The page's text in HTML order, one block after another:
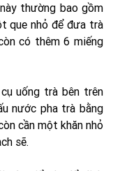
thường bao gồm
que nhỏ để đưa trà
có thêm 6 miếng
uống trà bên trên
nước pha trà bằng
cần một khăn nhỏ
sẽ.